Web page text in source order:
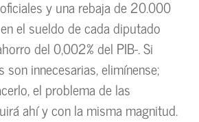
y una rebaja de 20.000
el sueldo de cada diputado
del 0,002% del PIB-. Si
innecesarias, elimínense;
el problema de las
ahí y con la misma magnitud.